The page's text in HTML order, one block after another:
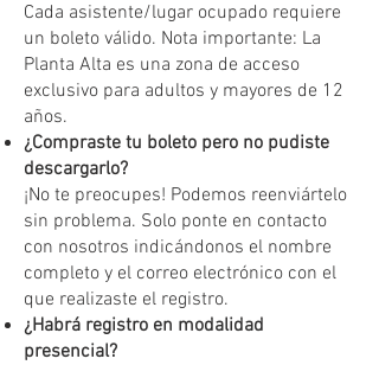
Cada asistente/lugar ocupado requiere
un boleto válido. Nota importante: La
Planta Alta es una zona de acceso
exclusivo para adultos y mayores de 12
años.
¿Compraste tu boleto pero no pudiste
descargarlo?
¡No te preocupes! Podemos reenviártelo
sin problema. Solo ponte en contacto
con nosotros indicándonos el nombre
completo y el correo electrónico con el
que realizaste el registro.
¿Habrá registro en modalidad
presencial?